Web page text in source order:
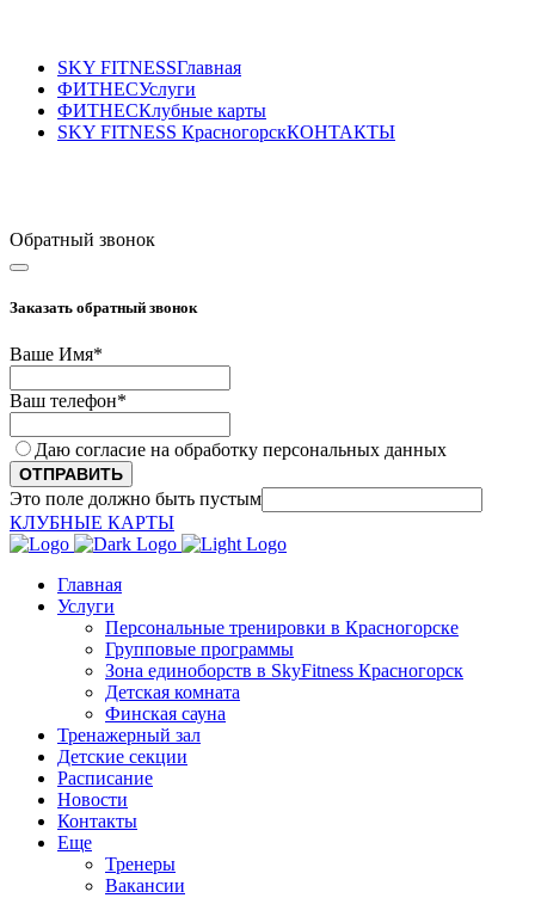
SKY FITNESSГлавная
ФИТНЕСУслуги
ФИТНЕСКлубные карты
SKY FITNESS КрасногорскКОНТАКТЫ
Обратный звонок
Заказать обратный звонок
Ваше Имя*
Ваш телефон*
Даю согласие на обработку персональных данных
ОТПРАВИТЬ
Это поле должно быть пустым
КЛУБНЫЕ КАРТЫ
Главная
Услуги
Персональные тренировки в Красногорске
Групповые программы
Зона единоборств в SkyFitness Красногорск
Детская комната
Финская сауна
Тренажерный зал
Детские секции
Расписание
Новости
Контакты
Еще
Тренеры
Вакансии